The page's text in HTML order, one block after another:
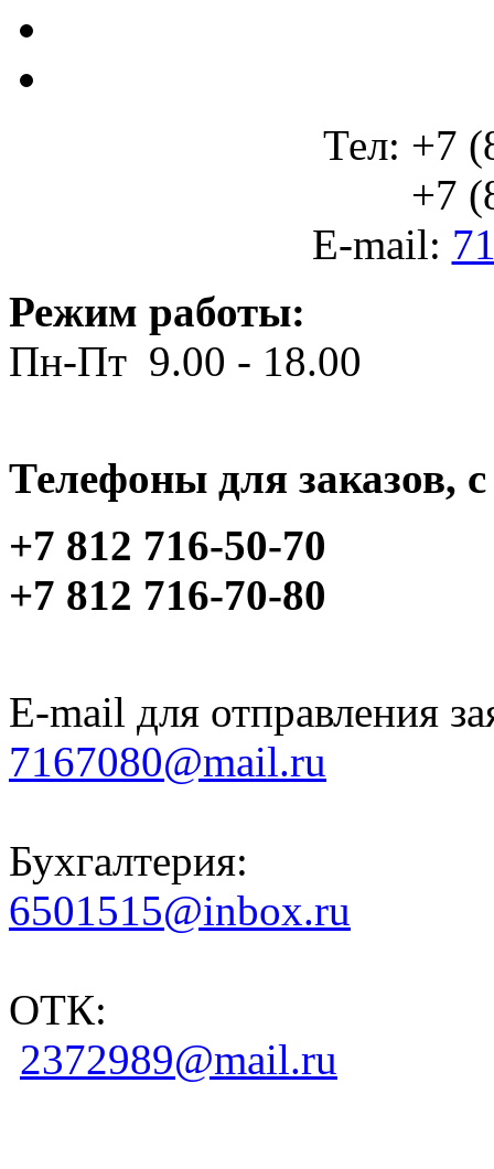
Тел: +7
+7
E-mail:
Режим работы:
Пн-Пт 9.00 - 18.00
Телефоны для заказов,
+7 812 716-50-70
+7 812 716-70-80
E-mail для отправления
7167080@mail.ru
Бухгалтерия:
6501515@inbox.ru
ОТК:
2372989@mail.ru